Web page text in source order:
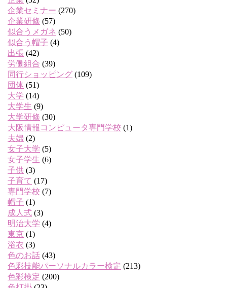
企業セミナー (270)
企業研修 (57)
似合うメガネ (50)
似合う帽子 (4)
出張 (42)
労働組合 (39)
同行ショッピング (109)
団体 (51)
大学 (14)
大学生 (9)
大学研修 (30)
大阪情報コンピュータ専門学校 (1)
夫婦 (2)
女子大学 (5)
女子学生 (6)
子供 (3)
子育て (17)
専門学校 (7)
帽子 (1)
成人式 (3)
明治大学 (4)
東京 (1)
浴衣 (3)
色のお話 (43)
色彩技能パーソナルカラー検定 (213)
色彩検定 (200)